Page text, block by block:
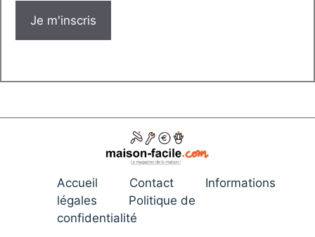
Accueil Contact
Informations
légales
Politique de
confidentialité